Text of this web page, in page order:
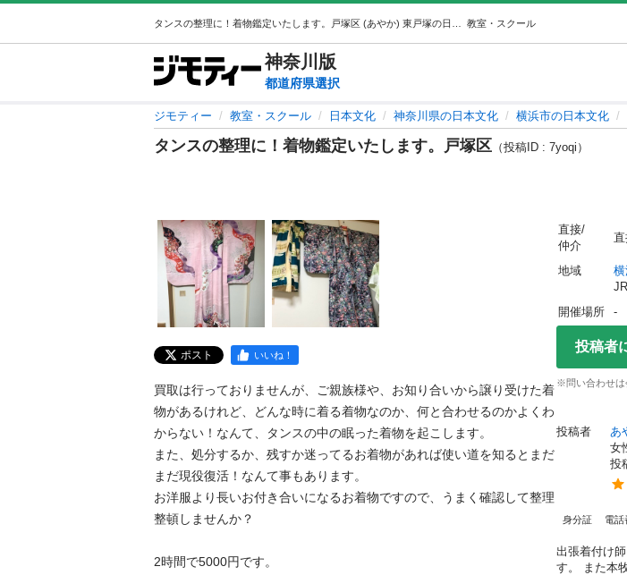
教室・スクール
神奈川 版
都道府県選択
ジモティー 教室・スクール 日本文化 神奈川県の日本文化 横浜市の日本文化
タンスの整理に！着物鑑定いたします。戸塚区 （投稿ID : 7yoqi）
ポスト いいね！
買取は行っておりませんが、ご親族様や、お知り合いから譲り受けた着
物があるけれど、どんな時に着る着物なのか、何と合わせるのかよくわ
からない！なんて、タンスの中の眠った着物を起こします。
また、処分するか、残すか迷ってるお着物があれば使い道を知るとまだ
まだ現役復活！なんて事もあります。
お洋服より長いお付き合いになるお着物ですので、うまく確認して整理
整頓しませんか？
2時間で5000円です。
直接/
仲介
地域
開催場所
-
投稿者
※問い合わせは
投稿者
あ
女
投
身分証 電話
出張着付け
す。 また本